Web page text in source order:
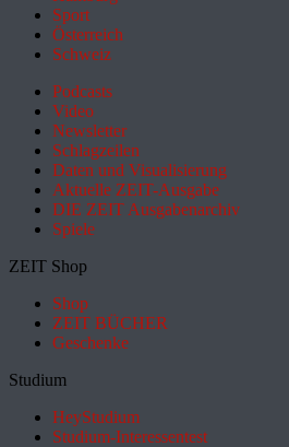
Sport
Österreich
Schweiz
Podcasts
Video
Newsletter
Schlagzeilen
Daten und Visualisierung
Aktuelle ZEIT-Ausgabe
DIE ZEIT Ausgabenarchiv
Spiele
ZEIT Shop
Shop
ZEIT BÜCHER
Geschenke
Studium
HeyStudium
Studium-Interessentest